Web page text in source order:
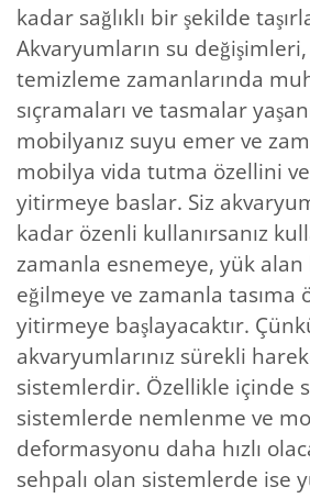
kadar sağlıklı bir şekilde
Akvaryumların su
temizleme zamanlarında
sıçramaları ve tasmalar
mobilyanız suyu emer ve
mobilya vida tutma özellini
yitirmeye baslar. Siz
kadar özenli kullanırsanız
zamanla esnemeye, yük
eğilmeye ve zamanla tasıma
yitirmeye başlayacaktır.
akvaryumlarınız sürekli
sistemlerdir. Özellikle içinde
sistemlerde nemlenme ve
deformasyonu daha hızlı
sehpalı olan sistemlerde ise